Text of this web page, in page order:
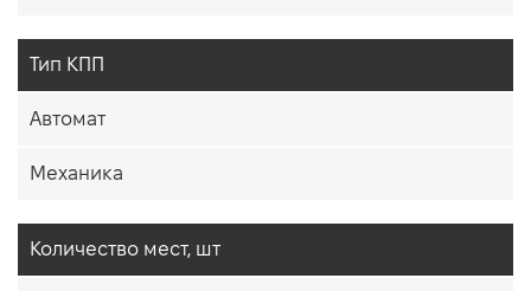
Тип КПП
Автомат
Механика
Количество мест, шт